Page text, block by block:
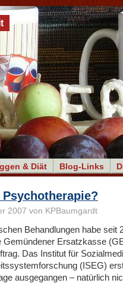
& Diät Blog-Links
2007 von KPBaumgardt
Behandlungen habe seit
Ersatzkasse
Das Institut für
(ISEG)
ausgegangen – natürlich